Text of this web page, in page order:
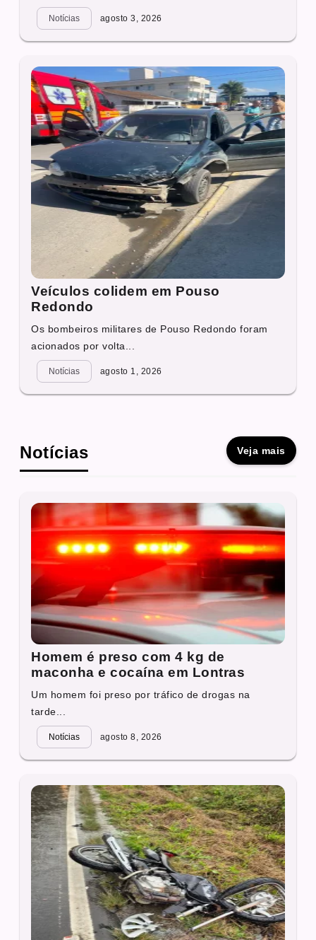
Notícias agosto 3, 2026
Veículos colidem em Pouso
Redondo
Os bombeiros militares de Pouso Redondo foram
acionados por volta...
Notícias agosto 1, 2026
Notícias Veja mais
Homem é preso com 4 kg de
maconha e cocaína em Lontras
Um homem foi preso por tráfico de drogas na
tarde...
Notícias agosto 8, 2026